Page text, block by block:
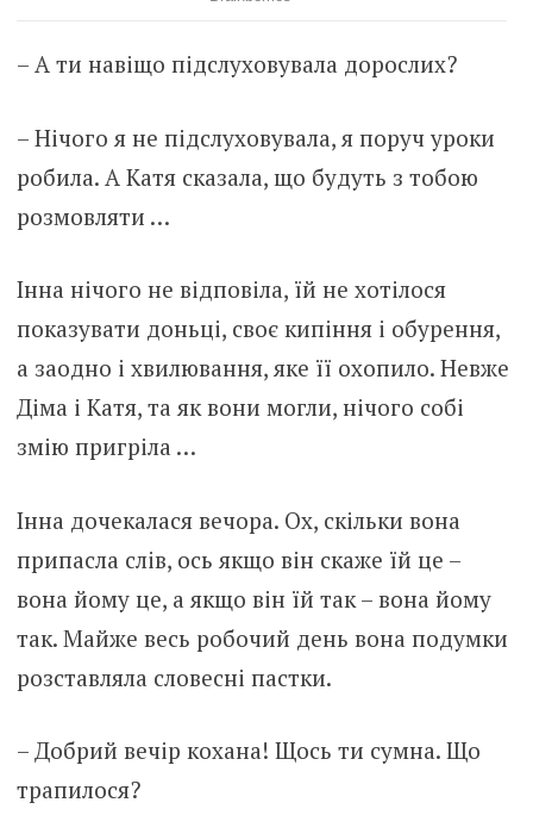
– А ти навіщо підслуховувала дорослих?
– Нічого я не підслуховувала, я поруч уроки
робила. А Катя сказала, що будуть з тобою
розмовляти …
Інна нічого не відповіла, їй не хотілося
показувати доньці, своє кипіння і обурення,
а заодно і хвилювання, яке її охопило. Невже
Діма і Катя, та як вони могли, нічого собі
змію пригріла …
Інна дочекалася вечора. Ох, скільки вона
припасла слів, ось якщо він скаже їй це –
вона йому це, а якщо він їй так – вона йому
так. Майже весь робочий день вона подумки
розставляла словесні пастки.
– Добрий вечір кохана! Щось ти сумна. Що
трапилося?